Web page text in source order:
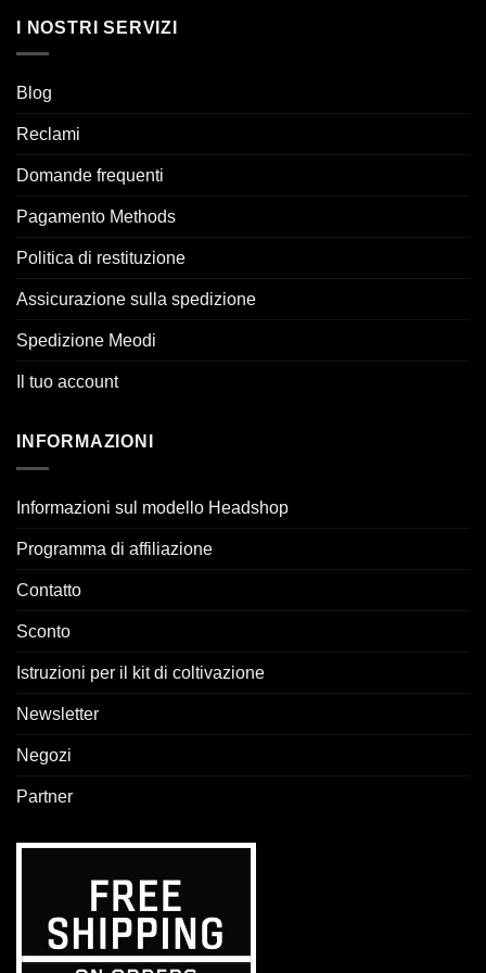
I NOSTRI SERVIZI
Blog
Reclami
Domande frequenti
Pagamento Methods
Politica di restituzione
Assicurazione sulla spedizione
Spedizione Meodi
Il tuo account
INFORMAZIONI
Informazioni sul modello Headshop
Programma di affiliazione
Contatto
Sconto
Istruzioni per il kit di coltivazione
Newsletter
Negozi
Partner